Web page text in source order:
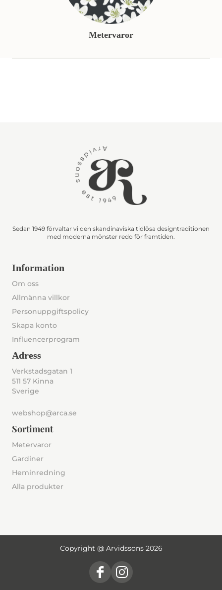
Metervaror
Sedan 1949 förvaltar vi den skandinaviska tidlösa designtraditionen
med moderna mönster redo för framtiden.
Information
Om oss
Allmänna villkor
Personuppgiftspolicy
Skapa konto
Influencerprogram
Adress
Verkstadsgatan 1
511 57 Kinna
Sverige
webshop@arca.se
Sortiment
Metervaror
Gardiner
Heminredning
Alla produkter
Copyright @ Arvidssons 2026